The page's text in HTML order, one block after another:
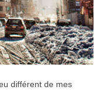
différent de mes